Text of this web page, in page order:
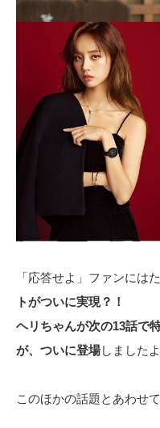
「応答せよ」ファンには
トがついに実現？！
ヘリちゃんが次の13話で
が、ついに登場しました
このほかの話題とあわ